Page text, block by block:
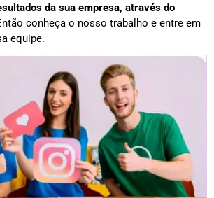
da sua empresa, através do
conheça o nosso trabalho e entre em
equipe.